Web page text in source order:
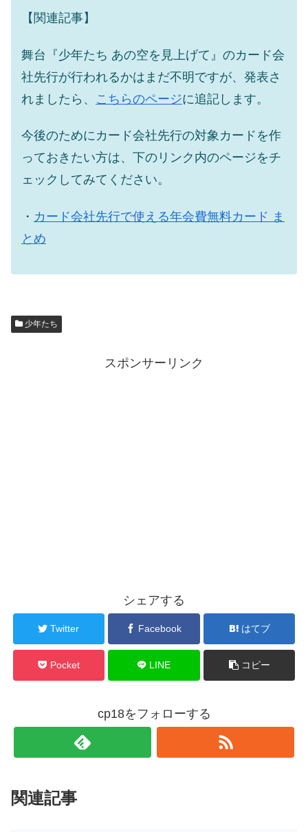
【関連記事】
舞台『少年たち あの空を見上げて』のカード会
社先行が行われるかはまだ不明ですが、発表さ
れましたら、 こちらのページに追記します。
今後のためにカード会社先行の対象カードを作
っておきたい方は、下のリンク内のページをチ
ェックしてみてください。
・ カード会社先行で使える年会費無料カード ま
とめ
少年たち
スポンサーリンク
シェアする
Twitter Facebook はてブ
Pocket LINE コピー
cp18をフォローする
関連記事